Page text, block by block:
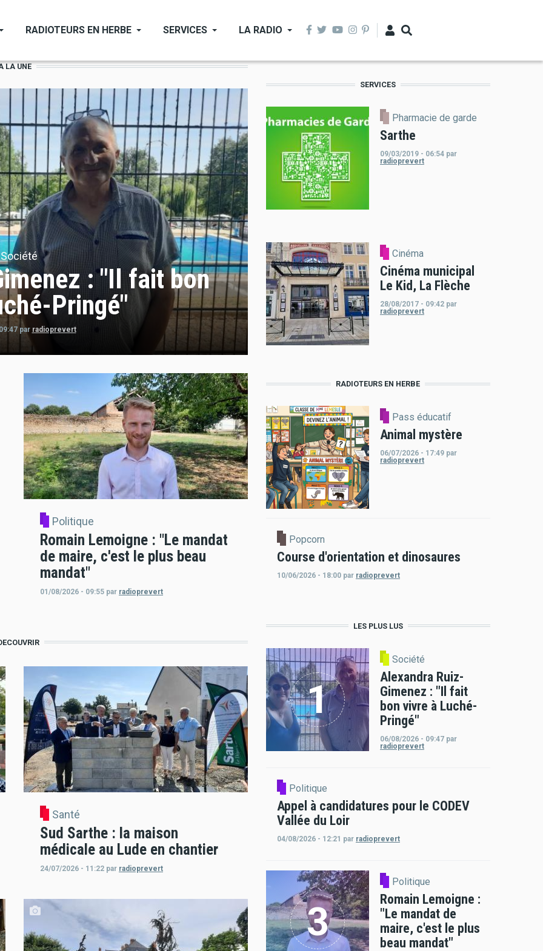
RADIOTEURS EN HERBE SERVICES LA RADIO
LA UNE
Société
: "Il fait bon
Pringé"
par radioprevert
Politique
Romain Lemoigne : "Le mandat
de maire, c'est le plus beau
mandat"
01/08/2026 - 09:55 par radioprevert
Santé
Sud Sarthe : la maison
médicale au Lude en chantier
24/07/2026 - 11:22 par radioprevert
SERVICES
Pharmacie de garde
Sarthe
09/03/2019 - 06:54 par
radioprevert
Cinéma
Cinéma municipal
Le Kid, La Flèche
28/08/2017 - 09:42 par
radioprevert
RADIOTEURS EN HERBE
Pass éducatif
Animal mystère
06/07/2026 - 17:49 par
radioprevert
Popcorn
Course d'orientation et dinosaures
10/06/2026 - 18:00 par radioprevert
LES PLUS LUS
Société
Alexandra Ruiz-
Gimenez : "Il fait
bon vivre à Luché-
Pringé"
06/08/2026 - 09:47 par
radioprevert
Politique
Appel à candidatures pour le CODEV
Vallée du Loir
04/08/2026 - 12:21 par radioprevert
Politique
Romain Lemoigne :
"Le mandat de
maire, c'est le plus
beau mandat"